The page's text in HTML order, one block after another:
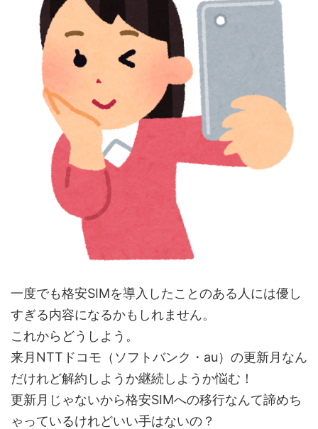
一度でも格安SIMを導入したことのある人には優し
すぎる内容になるかもしれません。
これからどうしよう。
来月NTTドコモ（ソフトバンク・au）の更新月なん
だけれど解約しようか継続しようか悩む！
更新月じゃないから格安SIMへの移行なんて諦めち
ゃっているけれどいい手はないの？